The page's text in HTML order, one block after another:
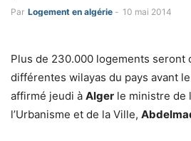
Par Logement en algérie - 10 mai 2014
Plus de 230.000 logements seront
différentes wilayas du pays avant
affirmé jeudi à Alger le ministre de
l’Urbanisme et de la Ville,